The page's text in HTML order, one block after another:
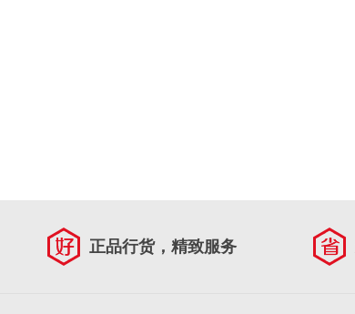
正品行货，精致服务